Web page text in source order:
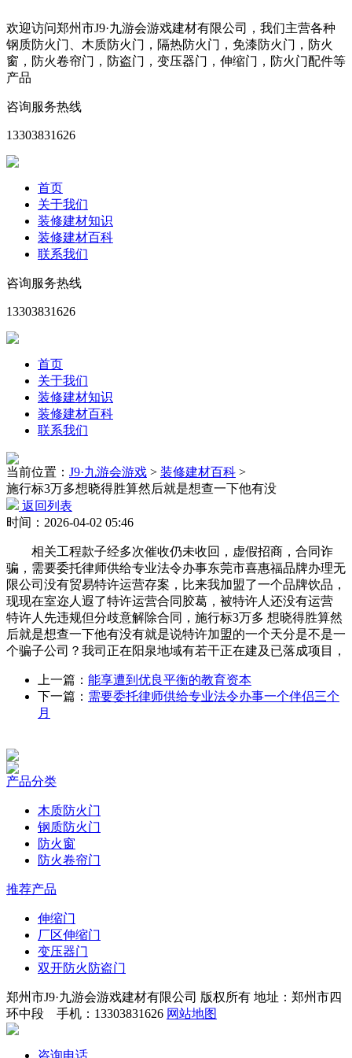
欢迎访问郑州市J9·九游会游戏建材有限公司，我们主营各种
钢质防火门、木质防火门，隔热防火门，免漆防火门，防火
窗，防火卷帘门，防盗门，变压器门，伸缩门，防火门配件等
产品
咨询服务热线
13303831626
首页
关于我们
装修建材知识
装修建材百科
联系我们
咨询服务热线
13303831626
首页
关于我们
装修建材知识
装修建材百科
联系我们
当前位置： J9·九游会游戏 > 装修建材百科 >
施行标3万多想晓得胜算然后就是想查一下他有没
返回列表
时间：2026-04-02 05:46
相关工程款子经多次催收仍未收回，虚假招商，合同诈
骗，需要委托律师供给专业法令办事东莞市喜惠福品牌办理无
限公司没有贸易特许运营存案，比来我加盟了一个品牌饮品，
现现在室迩人遐了特许运营合同胶葛，被特许人还没有运营
特许人先违规但分歧意解除合同，施行标3万多 想晓得胜算然
后就是想查一下他有没有就是说特许加盟的一个天分是不是一
个骗子公司？我司正在阳泉地域有若干正在建及已落成项目，
上一篇： 能享遭到优良平衡的教育资本
下一篇： 需要委托律师供给专业法令办事一个伴侣三个
月
产品分类
木质防火门
钢质防火门
防火窗
防火卷帘门
推荐产品
伸缩门
厂区伸缩门
变压器门
双开防火防盗门
郑州市J9·九游会游戏建材有限公司 版权所有 地址：郑州市四
环中段 手机：13303831626 网站地图
咨询电话